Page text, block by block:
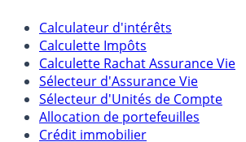
Outils
Calculateur d'intérêts
Calculette Impôts
Calculette Rachat Assurance Vie
Sélecteur d'Assurance Vie
Sélecteur d'Unités de Compte